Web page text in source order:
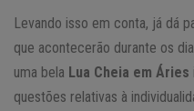
Levando isso em conta, já dá
que acontecerão durante os
uma bela Lua Cheia em Áries
questões relativas à